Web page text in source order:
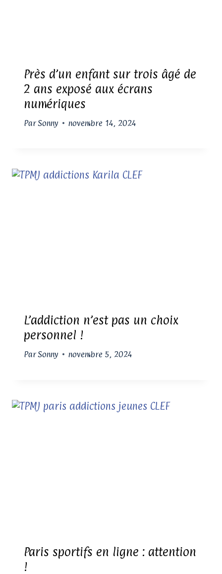
Près d’un enfant sur trois âgé de
2 ans exposé aux écrans
numériques
ParSonny novembre 14, 2024
L’addiction n’est pas un choix
personnel !
ParSonny novembre 5, 2024
Paris sportifs en ligne : attention
!